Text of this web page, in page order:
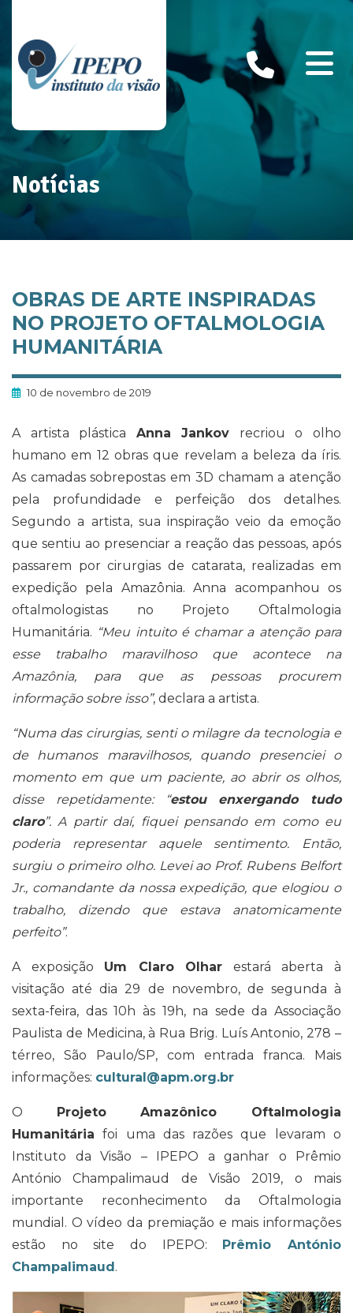
Notícias
OBRAS DE ARTE INSPIRADAS
NO PROJETO OFTALMOLOGIA
HUMANITÁRIA
10 de novembro de 2019
A artista plástica Anna Jankov recriou o olho
humano em 12 obras que revelam a beleza da íris.
As camadas sobrepostas em 3D chamam a atenção
pela profundidade e perfeição dos detalhes.
Segundo a artista, sua inspiração veio da emoção
que sentiu ao presenciar a reação das pessoas, após
passarem por cirurgias de catarata, realizadas em
expedição pela Amazônia. Anna acompanhou os
oftalmologistas no Projeto Oftalmologia
Humanitária. “Meu intuito é chamar a atenção para
esse trabalho maravilhoso que acontece na
Amazônia, para que as pessoas procurem
informação sobre isso”, declara a artista.
“Numa das cirurgias, senti o milagre da tecnologia e
de humanos maravilhosos, quando presenciei o
momento em que um paciente, ao abrir os olhos,
disse repetidamente: “estou enxergando tudo
claro”. A partir daí, fiquei pensando em como eu
poderia representar aquele sentimento. Então,
surgiu o primeiro olho. Levei ao Prof. Rubens Belfort
Jr., comandante da nossa expedição, que elogiou o
trabalho, dizendo que estava anatomicamente
perfeito”.
A exposição Um Claro Olhar estará aberta à
visitação até dia 29 de novembro, de segunda à
sexta-feira, das 10h às 19h, na sede da Associação
Paulista de Medicina, à Rua Brig. Luís Antonio, 278 –
térreo, São Paulo/SP, com entrada franca. Mais
informações: cultural@apm.org.br
O Projeto Amazônico Oftalmologia
Humanitária foi uma das razões que levaram o
Instituto da Visão – IPEPO a ganhar o Prêmio
António Champalimaud de Visão 2019, o mais
importante reconhecimento da Oftalmologia
mundial. O vídeo da premiação e mais informações
estão no site do IPEPO: Prêmio António
Champalimaud.